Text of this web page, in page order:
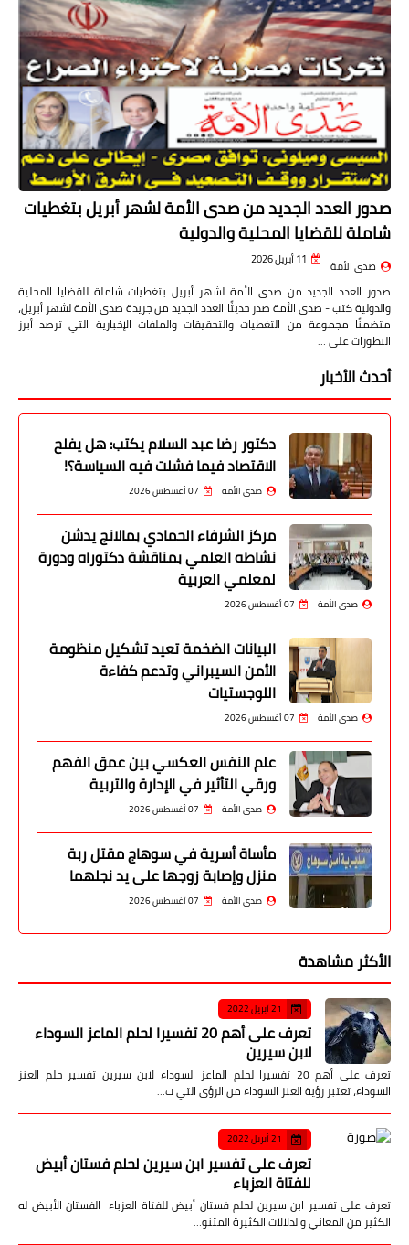
صدور العدد الجديد من صدى الأمة لشهر أبريل بتغطيات
شاملة للقضايا المحلية والدولية
صدى الأمة 11 أبريل 2026
صدور العدد الجديد من صدى الأمة لشهر أبريل بتغطيات شاملة للقضايا المحلية
والدولية كتب - صدى الأمة صدر حديثًا العدد الجديد من جريدة صدى الأمة لشهر أبريل،
متضمنًا مجموعة من التغطيات والتحقيقات والملفات الإخبارية التي ترصد أبرز
التطورات على …
أحدث الأخبار
دكتور رضا عبد السلام يكتب: هل يفلح
الاقتصاد فيما فشلت فيه السياسة؟!
صدى الأمة 07 أغسطس 2026
مركز الشرفاء الحمادي بمالانج يدشن
نشاطه العلمي بمناقشة دكتوراه ودورة
لمعلمي العربية
صدى الأمة 07 أغسطس 2026
البيانات الضخمة تعيد تشكيل منظومة
الأمن السيبراني وتدعم كفاءة
اللوجستيات
صدى الأمة 07 أغسطس 2026
علم النفس العكسي بين عمق الفهم
ورقي التأثير في الإدارة والتربية
صدى الأمة 07 أغسطس 2026
مأساة أسرية في سوهاج مقتل ربة
منزل وإصابة زوجها على يد نجلهما
صدى الأمة 07 أغسطس 2026
الأكثر مشاهدة
21 أبريل 2022
تعرف على أهم 20 تفسيرا لحلم الماعز السوداء
لابن سيرين
تعرف على أهم 20 تفسيرا لحلم الماعز السوداء لابن سيرين تفسير حلم العنز
السوداء، تعتبر رؤية العنز السوداء من الرؤى التي ت…
21 أبريل 2022
تعرف على تفسير ابن سيرين لحلم فستان أبيض
للفتاة العزباء
تعرف على تفسير ابن سيرين لحلم فستان أبيض للفتاة العزباء الفستان الأبيض له
الكثير من المعاني والدلالات الكثيرة المتنو…